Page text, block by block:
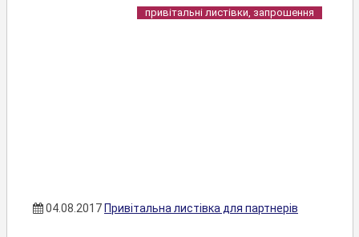
привітальні листівки, запрошення
04.08.2017 Привітальна листівка для партнерів